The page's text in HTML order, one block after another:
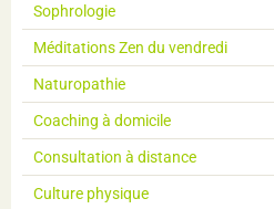
Sophrologie
Méditations Zen du vendredi
Naturopathie
Coaching à domicile
Consultation à distance
Culture physique